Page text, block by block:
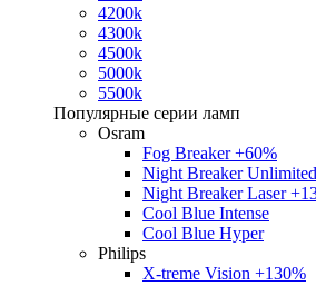
4200k
4300k
4500k
5000k
5500k
Популярные серии ламп
Osram
Fog Breaker +60%
Night Breaker
Night Breaker Laser
Cool Blue Intense
Cool Blue Hyper
Philips
X-treme Vision +130%